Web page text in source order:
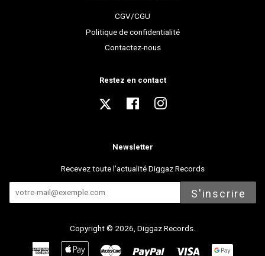
CGV/CGU
Politique de confidentialité
Contactez-nous
Restez en contact
Twitter FacebookInstagram
Newsletter
Recevez toute l'actualité Diggaz Records
S'inscrire
Copyright © 2026, Diggaz Records
American Apple Master Paypal Visa